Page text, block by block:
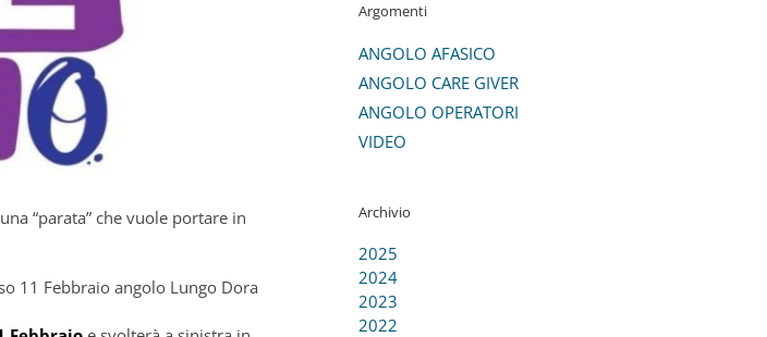
“parata” che vuole portare in
11 Febbraio angolo Lungo Dora
Argomenti
ANGOLO AFASICO
ANGOLO CARE GIVER
ANGOLO OPERATORI
VIDEO
Archivio
2025
2024
2023
2022